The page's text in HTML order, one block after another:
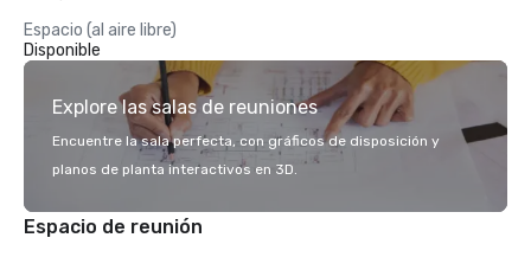
Espacio (al aire libre)
Disponible
Explore las salas de reuniones
Encuentre la sala perfecta, con gráficos de disposición y
planos de planta interactivos en 3D.
Espacio de reunión